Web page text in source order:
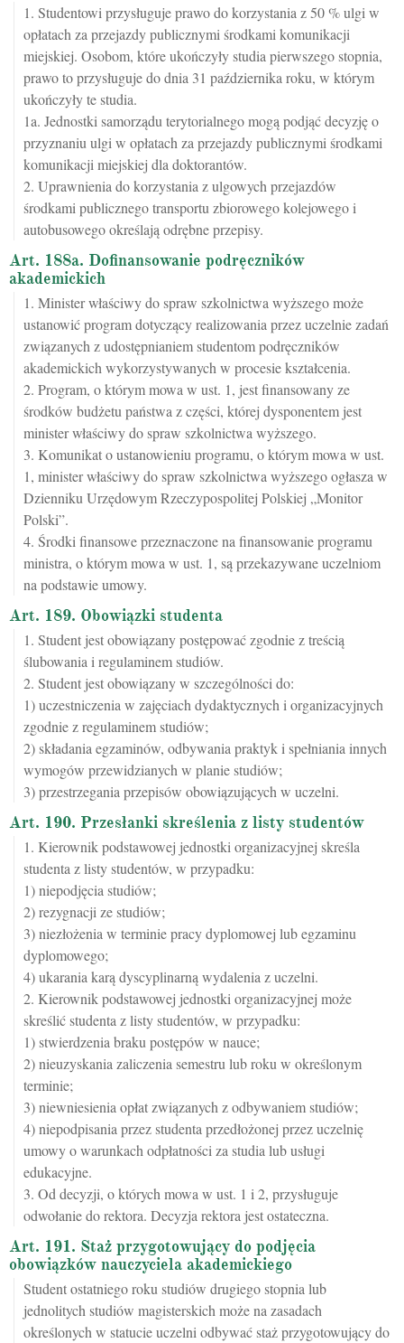
1. Studentowi przysługuje prawo do korzystania z 50 % ulgi w
opłatach za przejazdy publicznymi środkami komunikacji
miejskiej. Osobom, które ukończyły studia pierwszego stopnia,
prawo to przysługuje do dnia 31 października roku, w którym
ukończyły te studia.
1a. Jednostki samorządu terytorialnego mogą podjąć decyzję o
przyznaniu ulgi w opłatach za przejazdy publicznymi środkami
komunikacji miejskiej dla doktorantów.
2. Uprawnienia do korzystania z ulgowych przejazdów
środkami publicznego transportu zbiorowego kolejowego i
autobusowego określają odrębne przepisy.
Art. 188a. Dofinansowanie podręczników
akademickich
1. Minister właściwy do spraw szkolnictwa wyższego może
ustanowić program dotyczący realizowania przez uczelnie zadań
związanych z udostępnianiem studentom podręczników
akademickich wykorzystywanych w procesie kształcenia.
2. Program, o którym mowa w ust. 1, jest finansowany ze
środków budżetu państwa z części, której dysponentem jest
minister właściwy do spraw szkolnictwa wyższego.
3. Komunikat o ustanowieniu programu, o którym mowa w ust.
1, minister właściwy do spraw szkolnictwa wyższego ogłasza w
Dzienniku Urzędowym Rzeczypospolitej Polskiej „Monitor
Polski”.
4. Środki finansowe przeznaczone na finansowanie programu
ministra, o którym mowa w ust. 1, są przekazywane uczelniom
na podstawie umowy.
Art. 189. Obowiązki studenta
1. Student jest obowiązany postępować zgodnie z treścią
ślubowania i regulaminem studiów.
2. Student jest obowiązany w szczególności do:
1) uczestniczenia w zajęciach dydaktycznych i organizacyjnych
zgodnie z regulaminem studiów;
2) składania egzaminów, odbywania praktyk i spełniania innych
wymogów przewidzianych w planie studiów;
3) przestrzegania przepisów obowiązujących w uczelni.
Art. 190. Przesłanki skreślenia z listy studentów
1. Kierownik podstawowej jednostki organizacyjnej skreśla
studenta z listy studentów, w przypadku:
1) niepodjęcia studiów;
2) rezygnacji ze studiów;
3) niezłożenia w terminie pracy dyplomowej lub egzaminu
dyplomowego;
4) ukarania karą dyscyplinarną wydalenia z uczelni.
2. Kierownik podstawowej jednostki organizacyjnej może
skreślić studenta z listy studentów, w przypadku:
1) stwierdzenia braku postępów w nauce;
2) nieuzyskania zaliczenia semestru lub roku w określonym
terminie;
3) niewniesienia opłat związanych z odbywaniem studiów;
4) niepodpisania przez studenta przedłożonej przez uczelnię
umowy o warunkach odpłatności za studia lub usługi
edukacyjne.
3. Od decyzji, o których mowa w ust. 1 i 2, przysługuje
odwołanie do rektora. Decyzja rektora jest ostateczna.
Art. 191. Staż przygotowujący do podjęcia
obowiązków nauczyciela akademickiego
Student ostatniego roku studiów drugiego stopnia lub
jednolitych studiów magisterskich może na zasadach
określonych w statucie uczelni odbywać staż przygotowujący do